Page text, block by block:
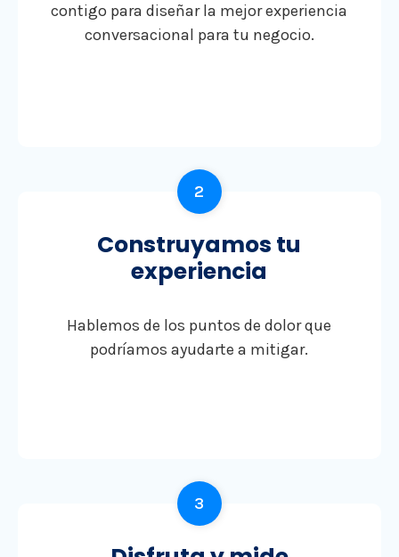
contigo para diseñar la mejor experiencia
conversacional para tu negocio.
Construyamos tu
experiencia
Hablemos de los puntos de dolor que
podríamos ayudarte a mitigar.
2
3